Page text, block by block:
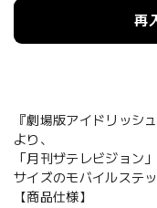
再
『劇場版アイドリッシ
より、
「月刊ザテレビジョン
サイズのモバイルステ
【商品仕様】